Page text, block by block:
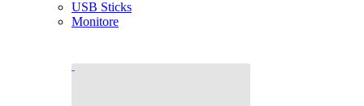
USB Sticks
Monitore